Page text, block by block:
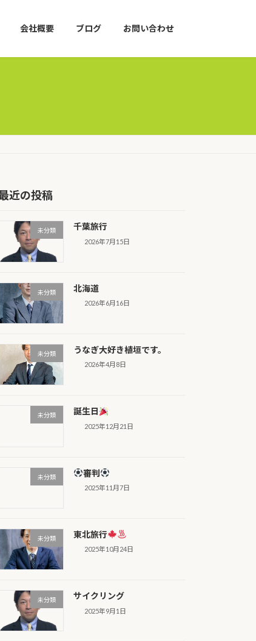
会社概要 ブログ お問い合わせ
近の投稿
未分類 千葉旅行
2026年7月15日
未分類 北海道
2026年6月16日
未分類 うなぎ大好き植垣です。
2026年4月8日
未分類 誕生日
2025年12月21日
未分類 審判
2025年11月7日
未分類 東北旅行
2025年10月24日
未分類 サイクリング
2025年9月1日